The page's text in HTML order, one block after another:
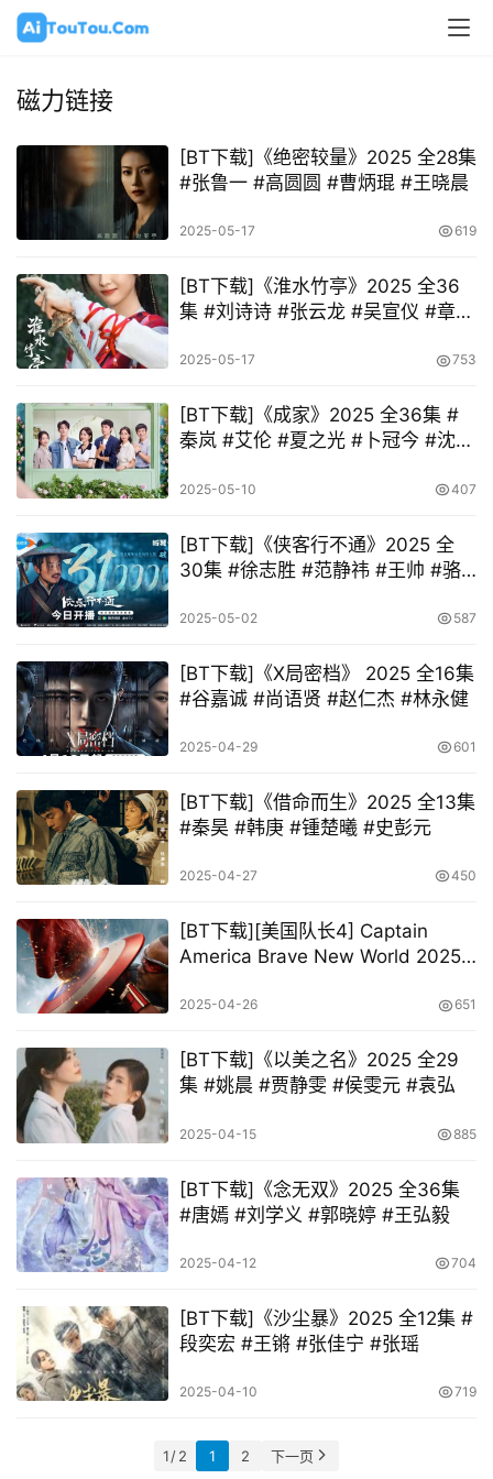
磁力链接
[BT下载]《绝密较量》2025 全28集
#张鲁一 #高圆圆 #曹炳琨 #王晓晨
2025-05-17 619
[BT下载]《淮水竹亭》2025 全36
集 #刘诗诗 #张云龙 #吴宣仪 #章若
2025-05-17 753
[BT下载]《成家》2025 全36集 #
秦岚 #艾伦 #夏之光 #卜冠今 #沈梦
2025-05-10 407
[BT下载]《侠客行不通》2025 全
30集 #徐志胜 #范静祎 #王帅 #骆
2025-05-02 587
[BT下载]《X局密档》 2025 全16集
#谷嘉诚 #尚语贤 #赵仁杰 #林永健
2025-04-29 601
[BT下载]《借命而生》2025 全13集
#秦昊 #韩庚 #锺楚曦 #史彭元
2025-04-27 450
[BT下载][美国队长4] Captain
America Brave New World 2025
2025-04-26 651
[BT下载]《以美之名》2025 全29
集 #姚晨 #贾静雯 #侯雯元 #袁弘
2025-04-15 885
[BT下载]《念无双》2025 全36集
#唐嫣 #刘学义 #郭晓婷 #王弘毅
2025-04-12 704
[BT下载]《沙尘暴》2025 全12集 #
段奕宏 #王锵 #张佳宁 #张瑶
2025-04-10 719
1 / 2 1 2 下一页